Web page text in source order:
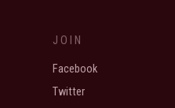
JOIN
Facebook
Twitter